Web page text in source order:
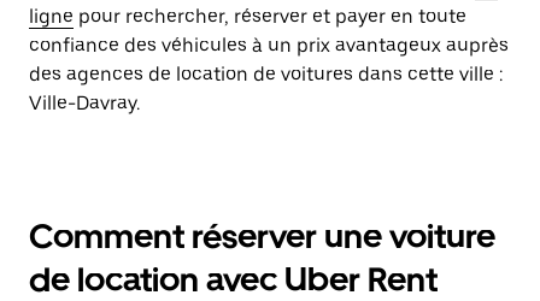
ligne pour rechercher, réserver et payer en toute
confiance des véhicules à un prix avantageux auprès
des agences de location de voitures dans cette ville :
Ville-Davray.
Comment réserver une voiture
de location avec Uber Rent